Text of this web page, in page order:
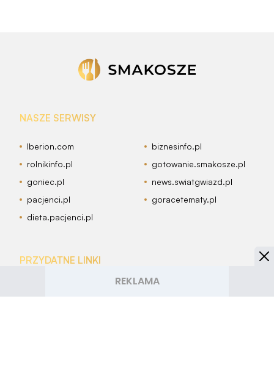
NASZE SERWISY
Iberion.com
biznesinfo.pl
rolnikinfo.pl
gotowanie.smakosze.pl
goniec.pl
news.swiatgwiazd.pl
pacjenci.pl
goracetematy.pl
dieta.pacjenci.pl
PRZYDATNE LINKI